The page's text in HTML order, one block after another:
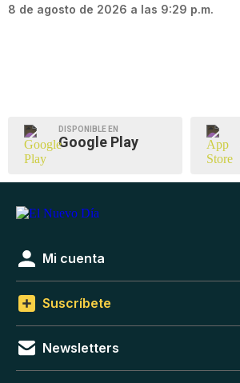
8 de agosto de 2026 a las 9:29 p.m.
DISPONIBLE EN
Google Play
Mi cuenta
Suscríbete
Newsletters